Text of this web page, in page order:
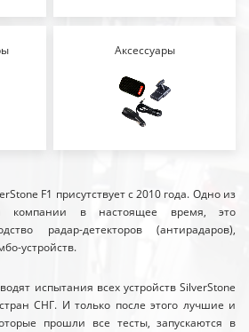
Аксессуары
F1 присутствует с 2010 года. Одно из
компании в настоящее время, это
радар-детекторов (антирадаров),
устройств.
испытания всех устройств SilverStone
СНГ. И только после этого лучшие и
прошли все тесты, запускаются в